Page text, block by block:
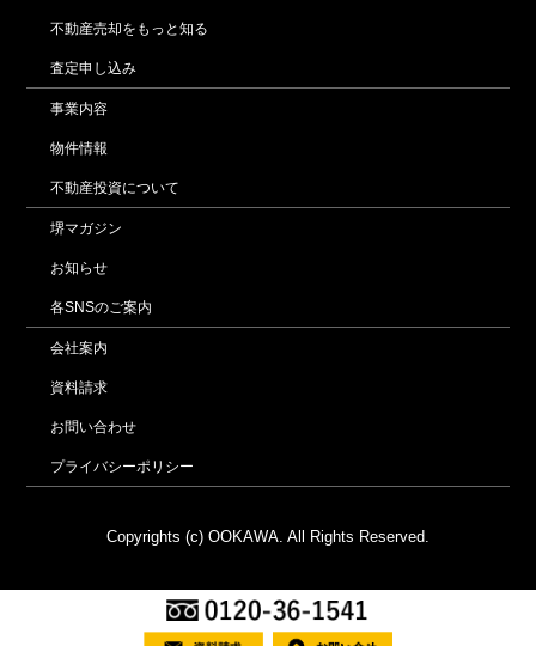
不動産売却をもっと知る
査定申し込み
事業内容
物件情報
不動産投資について
堺マガジン
お知らせ
各SNSのご案内
会社案内
資料請求
お問い合わせ
プライバシーポリシー
Copyrights (c) OOKAWA. All Rights Reserved.